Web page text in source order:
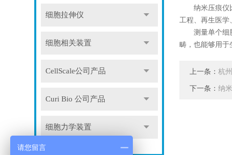
细胞拉伸仪
细胞相关装置
CellScale公司产品
Curi Bio 公司产品
细胞力学装置
纳米压痕仪比
工程、再生医学
测量单个细胞
畴，也能够用于
上一条：杭
下一条：纳
请您留言